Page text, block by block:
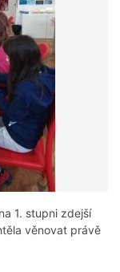
1. stupni zdejší
věnovat právě